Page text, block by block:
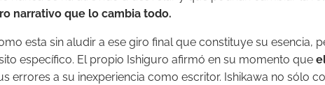
narrativo que lo cambia todo.
esta sin aludir a ese giro final que constituye su
específico. El propio Ishiguro afirmó en su momento que
errores a su inexperiencia como escritor. Ishikawa no sólo